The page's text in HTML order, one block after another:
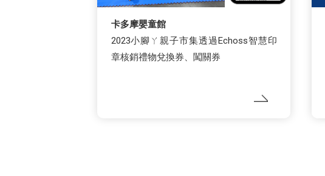
卡多摩嬰童館
2023小腳ㄚ親子市集透過Echoss智慧印
章核銷禮物兌換券、闖關券